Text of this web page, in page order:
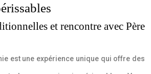
et rencontre avec Père
est une expérience unique qui offre des